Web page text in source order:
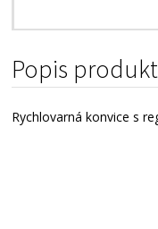
Popis
Rychlovarná konvice s